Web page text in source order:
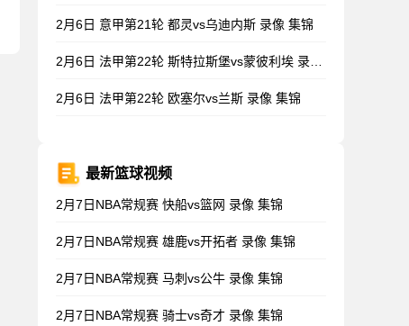
2月6日 意甲第21轮 都灵vs乌迪内斯 录像 集锦
2月6日 法甲第22轮 欧塞尔vs兰斯 录像 集锦
最新篮球视频
2月7日NBA常规赛 快船vs篮网 录像 集锦
2月7日NBA常规赛 雄鹿vs开拓者 录像 集锦
2月7日NBA常规赛 马刺vs公牛 录像 集锦
2月7日NBA常规赛 骑士vs奇才 录像 集锦